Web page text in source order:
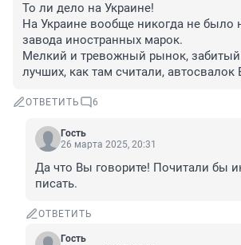
То ли дело на Украине!
На Украине вообще никогда не было
завода иностранных марок.
Мелкий и тревожный рынок,
лучших, как там считали,
ОТВЕТИТЬ 6
Гость
26 марта 2025, 20:31
Да что Вы говорите! Почитали бы
писать.
ОТВЕТИТЬ
Гость